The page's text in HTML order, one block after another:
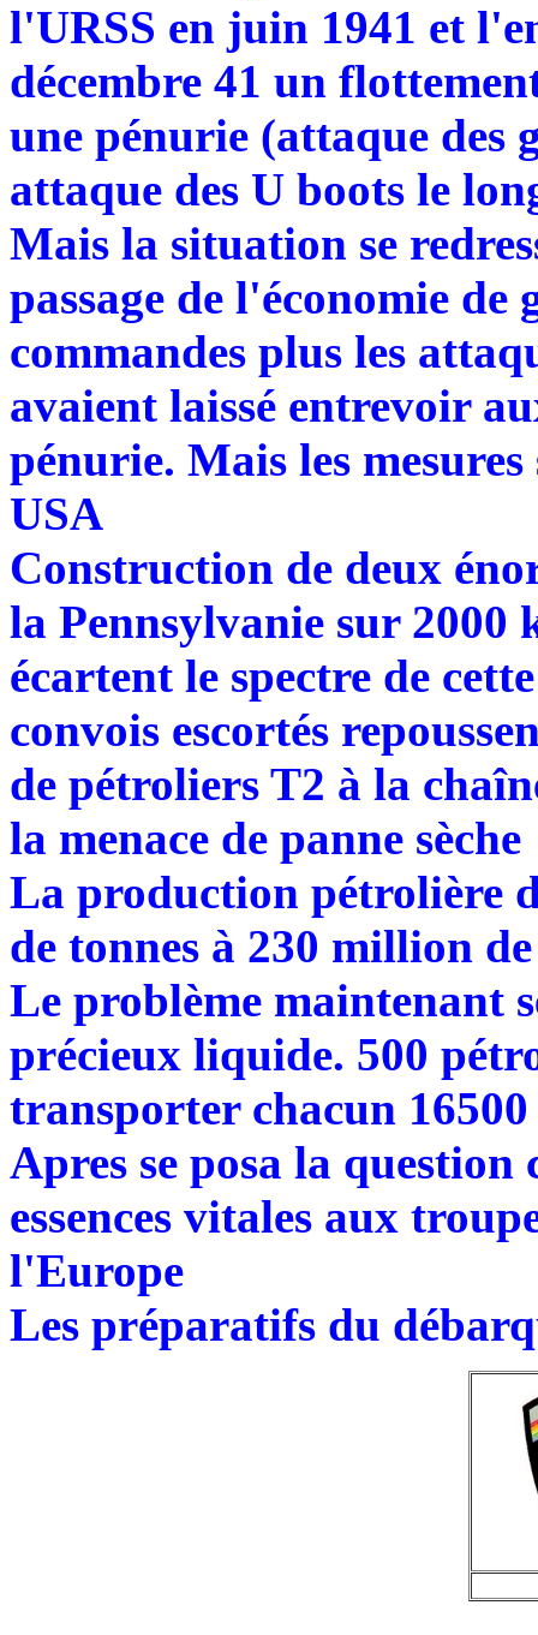
l'URSS en juin 1941 et
décembre 41 un
une pénurie (attaque des
attaque des U boots le
Mais la situation se
passage de l'économie
commandes plus les
avaient laissé entrevoir
pénurie. Mais les
USA
Construction de deux
la Pennsylvanie sur
écartent le spectre de
convois escortés
de pétroliers T2 à la
la menace de panne sèche
La production pétrolière
de tonnes à 230 million
Le problème maintenant
précieux liquide. 500
transporter chacun 16500
Apres se posa la question
essences vitales aux
l'Europe
Les préparatifs du